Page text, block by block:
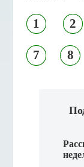
1 2
7 8